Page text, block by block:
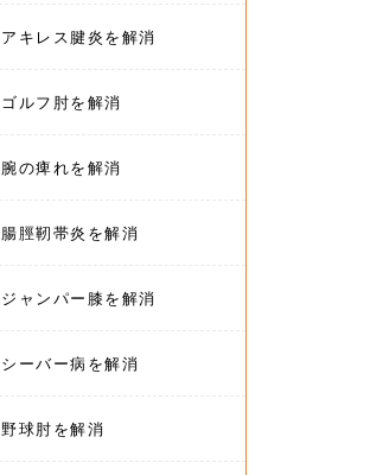
アキレス腱炎を解消
ゴルフ肘を解消
腕の痺れを解消
腸脛靭帯炎を解消
ジャンパー膝を解消
シーバー病を解消
野球肘を解消